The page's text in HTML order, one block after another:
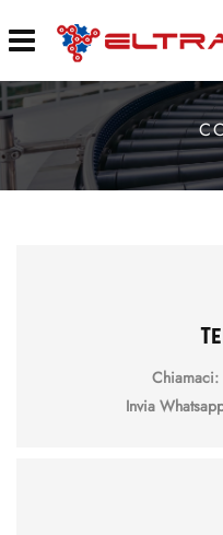
Open
Chiamaci:
Invia